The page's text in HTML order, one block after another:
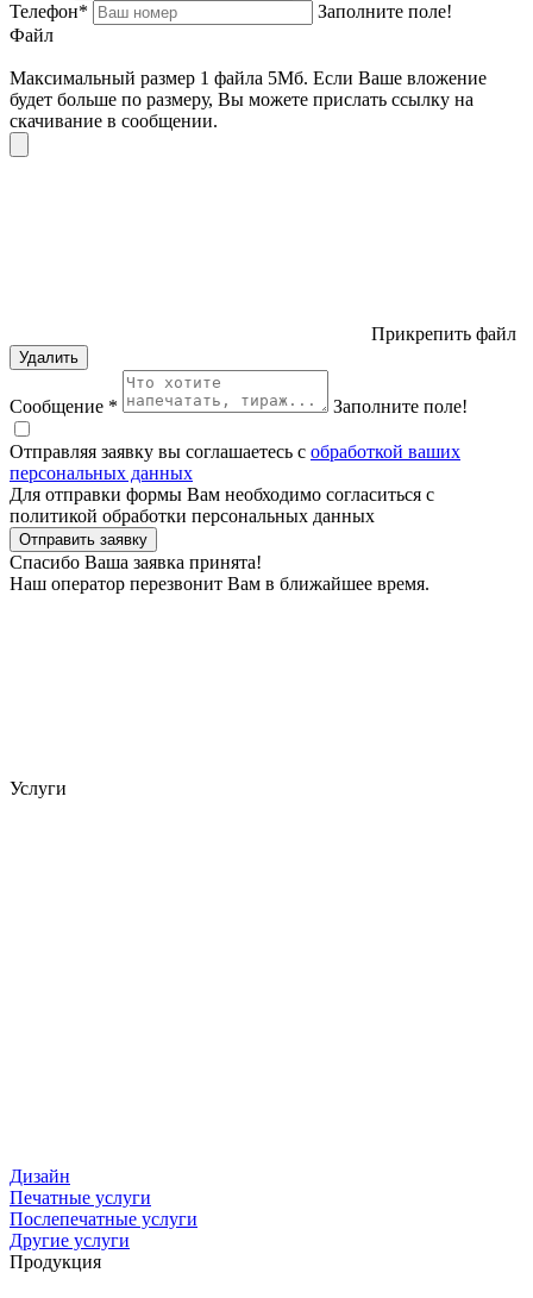
Телефон*
Заполните поле!
Файл
Максимальный размер 1 файла 5Мб. Если Ваше вложение
будет больше по размеру, Вы можете прислать ссылку на
скачивание в сообщении.
Прикрепить файл
Удалить
Сообщение * Заполните поле!
Отправляя заявку вы соглашаетесь с обработкой ваших
персональных данных
Для отправки формы Вам необходимо согласиться с
политикой обработки персональных данных
Отправить заявку
Спасибо Ваша заявка принята!
Наш оператор перезвонит Вам в ближайшее время.
Услуги
Дизайн
Печатные услуги
Послепечатные услуги
Другие услуги
Продукция